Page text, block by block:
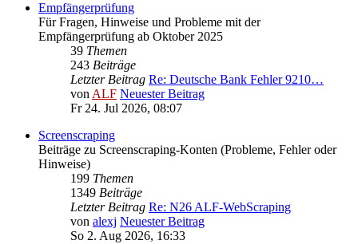
Empfängerprüfung
Für Fragen, Hinweise und Probleme mit der
Empfängerprüfung ab Oktober 2025
39 Themen
243 Beiträge
Letzter Beitrag Re: Deutsche Bank Fehler 9210…
vonALF Neuester Beitrag
Fr 24. Jul 2026, 08:07
Screenscraping
Beiträge zu Screenscraping-Konten (Probleme, Fehler oder
Hinweise)
199 Themen
1349 Beiträge
Letzter Beitrag Re: N26 ALF-WebScraping
von alexj Neuester Beitrag
So 2. Aug 2026, 16:33